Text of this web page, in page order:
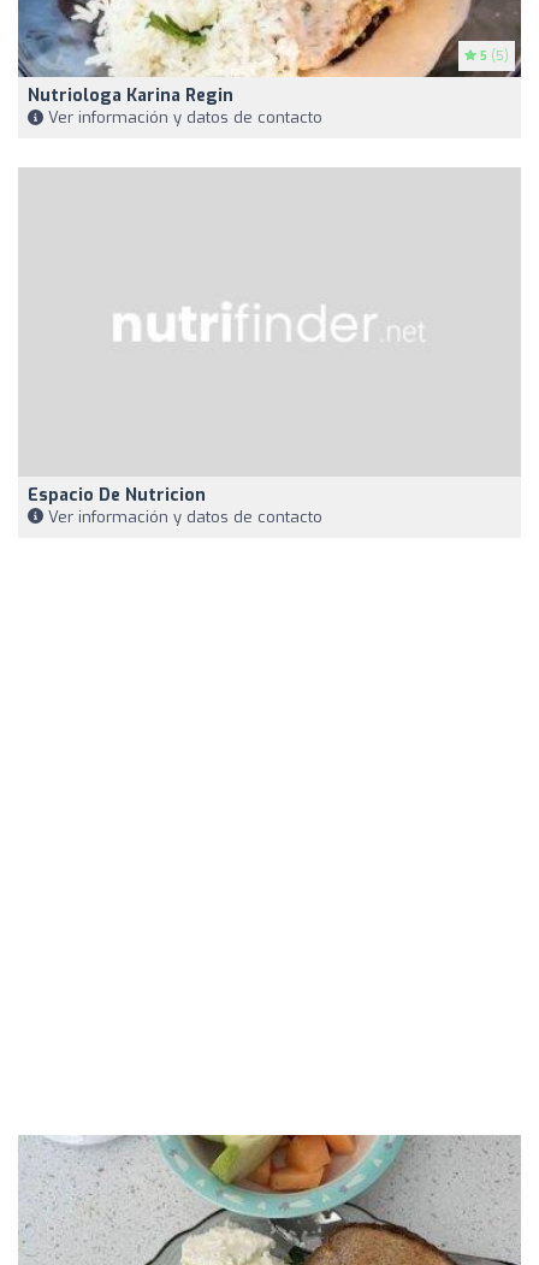
5 (5)
Nutriologa Karina Regin
Ver información y datos de contacto
Espacio De Nutricion
Ver información y datos de contacto